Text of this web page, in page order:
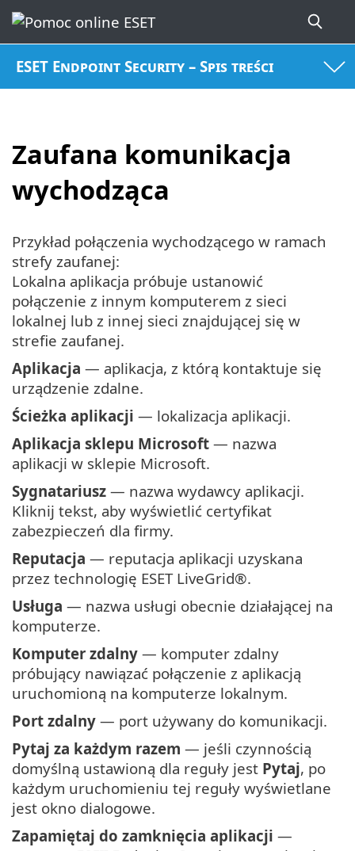
ESET Endpoint Security – Spis treści
Zaufana komunikacja
wychodząca
Przykład połączenia wychodzącego w ramach
strefy zaufanej:
Lokalna aplikacja próbuje ustanowić
połączenie z innym komputerem z sieci
lokalnej lub z innej sieci znajdującej się w
strefie zaufanej.
Aplikacja — aplikacja, z którą kontaktuje się
urządzenie zdalne.
Ścieżka aplikacji — lokalizacja aplikacji.
Aplikacja sklepu Microsoft — nazwa
aplikacji w sklepie Microsoft.
Sygnatariusz — nazwa wydawcy aplikacji.
Kliknij tekst, aby wyświetlić certyfikat
zabezpieczeń dla firmy.
Reputacja — reputacja aplikacji uzyskana
przez technologię ESET LiveGrid®.
Usługa — nazwa usługi obecnie działającej na
komputerze.
Komputer zdalny — komputer zdalny
próbujący nawiązać połączenie z aplikacją
uruchomioną na komputerze lokalnym.
Port zdalny — port używany do komunikacji.
Pytaj za każdym razem — jeśli czynnością
domyślną ustawioną dla reguły jest Pytaj, po
każdym uruchomieniu tej reguły wyświetlane
jest okno dialogowe.
Zapamiętaj do zamknięcia aplikacji —